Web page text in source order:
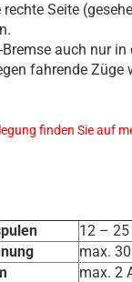
Seite
auch nur in
fahrende Züge
finden Sie auf
12 – 25
max.
max. 2